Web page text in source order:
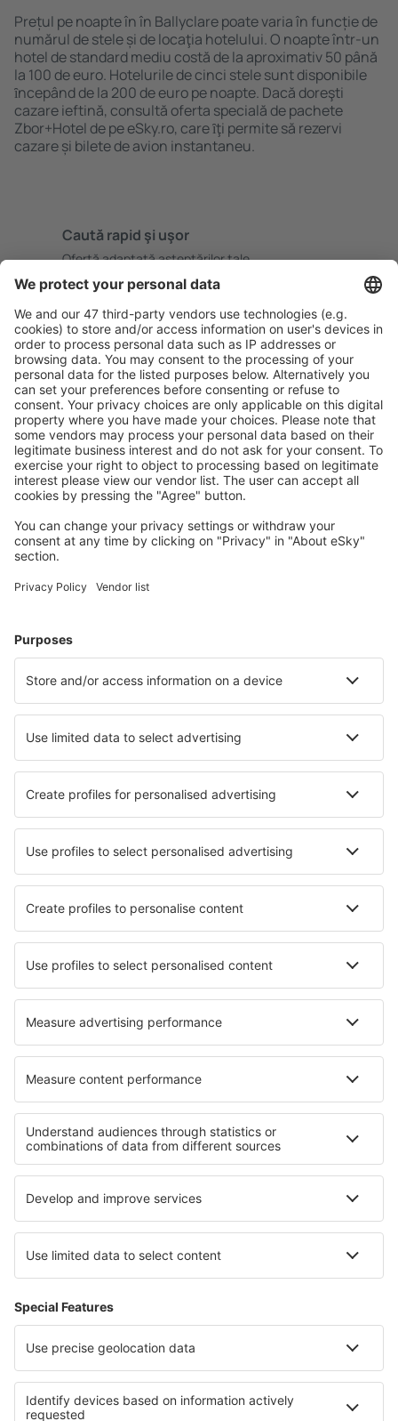
Prețul pe noapte în în Ballyclare poate varia în funcție de
numărul de stele și de locaţia hotelului. O noapte într-un
hotel de standard mediu costă de la aproximativ 50 până
la 100 de euro. Hotelurile de cinci stele sunt disponibile
ȋncepând de la 200 de euro pe noapte. Dacă doreşti
cazare ieftină, consultă oferta specială de pachete
Zbor+Hotel de pe eSky.ro, care ȋţi permite să rezervi
cazare și bilete de avion instantaneu.
Caută rapid şi uşor
Ofertă adaptată aşteptărilor tale.
Planifică ȋn siguranţă
Rezervare fără griji cu opțiune gratuită de anulare.
Economiseşte mai mult
Prețuri atractive și oferte speciale pentru utilizatorii
conectați.
Cazarea preferată
Alege din peste 1,3 mil. de opţiuni: hoteluri, cabane,
Cele mai căutate hoteluri de către utilizatorii eSky
Hoteluri în Londra
Hoteluri în Manchester Hoteluri în Birmingham
Hoteluri în Liverpool Hoteluri în Aberystwyth
Hoteluri în Ashford Hoteluri în Scarborough
Cele mai bune hoteluri - orașe
Hoteluri Tornala Hoteluri în Sainte-Marie-la-Blanche
Hoteluri în Afourer Hoteluri în Bremnes
Hoteluri în Ano Trikala Hoteluri în Liebenburg
Cele mai bune hoteluri - regiuni
Hoteluri in Wales Hoteluri ȋn Irlanda de Nord
Hoteluri în Marea Britanie Hoteluri în Guernsey
Hoteluri în Southport Hoteluri în Sentosa
Hoteluri in Upper Povazie Hoteluri in Faro